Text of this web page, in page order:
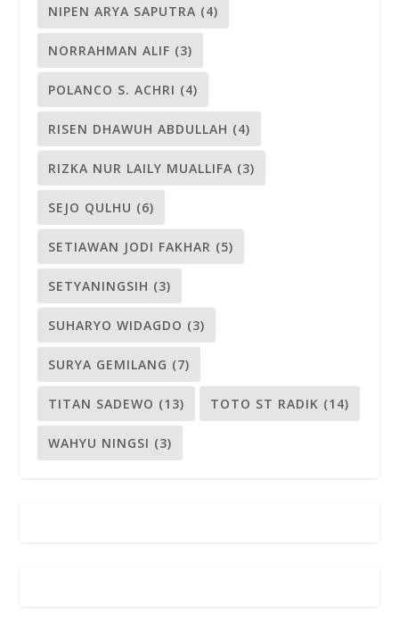
NIPEN ARYA SAPUTRA (4)
NORRAHMAN ALIF (3)
POLANCO S. ACHRI (4)
RISEN DHAWUH ABDULLAH (4)
RIZKA NUR LAILY MUALLIFA (3)
SEJO QULHU (6)
SETIAWAN JODI FAKHAR (5)
SETYANINGSIH (3)
SUHARYO WIDAGDO (3)
SURYA GEMILANG (7)
TITAN SADEWO (13) TOTO ST RADIK (14)
WAHYU NINGSI (3)